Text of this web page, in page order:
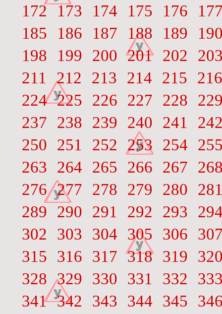
172
173 174 175 176
185
186 187 188 189
198
199 200 201 202
211
212 213 214 215
216
224 225 226 227 228
237
238 239 240 241
250
251 252 253 254
263
264 265 266 267
276 277 278 279 280
289
290 291 292 293
302
303 304 305 306
315
316 317 318 319
328 329 330 331 332
341 342 343 344 345